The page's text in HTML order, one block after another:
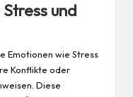
und
Emotionen wie Stress
Konflikte oder
Diese